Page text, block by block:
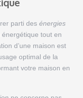
parti des énergies
tout en
d’une maison est
optimal de la
votre maison en